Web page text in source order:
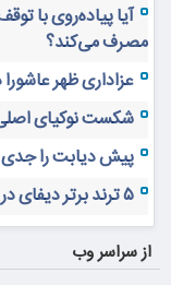
آیا پیاده‌روی با
مصرف می‌کند؟
عزاداری ظهر عاشورا
شکست نوکیای اصلی
پیش دیابت را جدی
۵ ترند برتر دیفای در سال ۲۰۲۵ که نباید از دست بدهید
از سراسر وب